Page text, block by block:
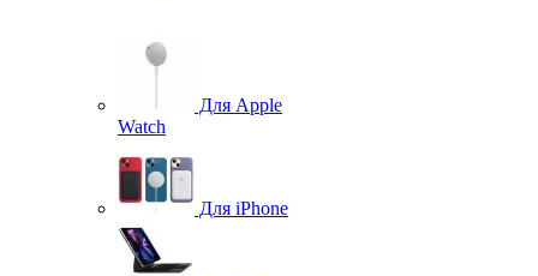
Для Apple
Watch
Для iPhone